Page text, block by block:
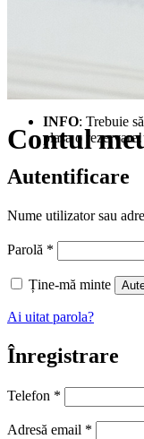
Contul
INFO: Trebuie
plasa o rezervare!
Autentificare
Nume utilizator sau
Parolă *
Ține-mă minte
Ai uitat parola?
Înregistrare
Telefon *
Adresă email *